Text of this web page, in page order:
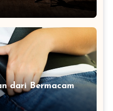
dari Bermacam